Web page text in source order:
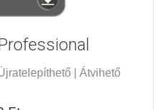
| Átvihető